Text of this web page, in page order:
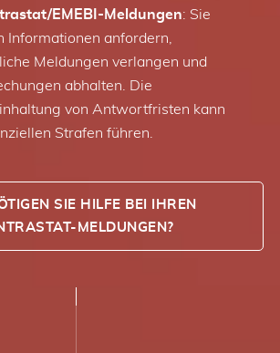
EMEBI-Meldungen: Sie
Informationen anfordern,
Meldungen verlangen und
abhalten. Die
von Antwortfristen kann
Strafen führen.
SIE HILFE BEI IHREN
MELDUNGEN?